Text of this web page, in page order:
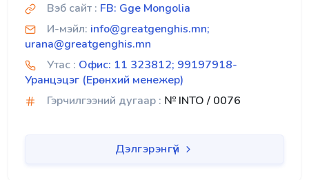
Вэб сайт : FB: Gge Mongolia
И-мэйл: info@greatgenghis.mn;
urana@greatgenghis.mn
Утас : Офис: 11 323812; 99197918-
Уранцэцэг (Ерөнхий менежер)
Гэрчилгээний дугаар : № INTO / 0076
Дэлгэрэнгүй